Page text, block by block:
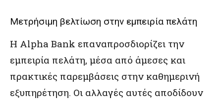
Μετρήσιμη βελτίωση στην εμπειρία πελάτη
Η Alpha Bank επαναπροσδιορίζει την
εμπειρία πελάτη, μέσα από άμεσες και
πρακτικές παρεμβάσεις στην καθημερινή
εξυπηρέτηση. Οι αλλαγές αυτές αποδίδουν